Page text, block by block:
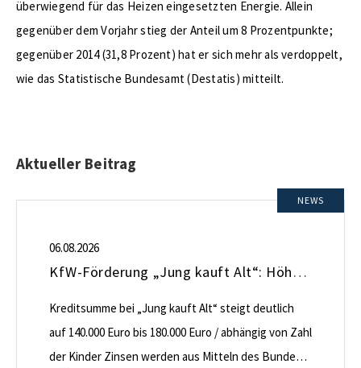
überwiegend für das Heizen eingesetzten Energie. Allein
gegenüber dem Vorjahr stieg der Anteil um 8 Prozentpunkte;
gegenüber 2014 (31,8 Prozent) hat er sich mehr als verdoppelt,
wie das Statistische Bundesamt (Destatis) mitteilt.
Aktueller Beitrag
NEWS
06.08.2026
KfW-Förderung „Jung kauft Alt“: Höhere Kredite ab August 2026
Kreditsumme bei „Jung kauft Alt“ steigt deutlich
auf 140.000 Euro bis 180.000 Euro / abhängig von Zahl
der Kinder Zinsen werden aus Mitteln des Bundes